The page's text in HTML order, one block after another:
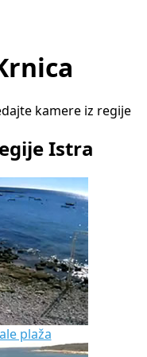
kamere iz regije
Istra
plaža